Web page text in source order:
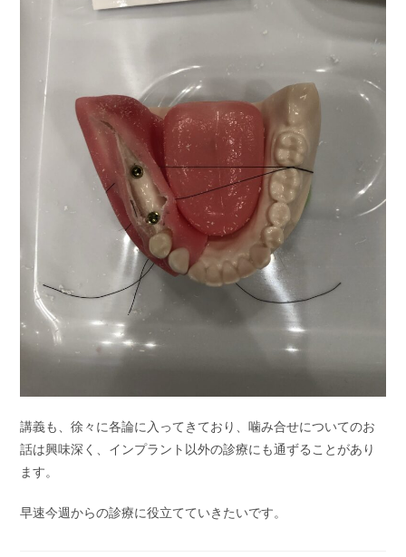
講義も、徐々に各論に入ってきており、噛み合せについてのお
話は興味深く、インプラント以外の診療にも通ずることがあり
ます。
早速今週からの診療に役立てていきたいです。